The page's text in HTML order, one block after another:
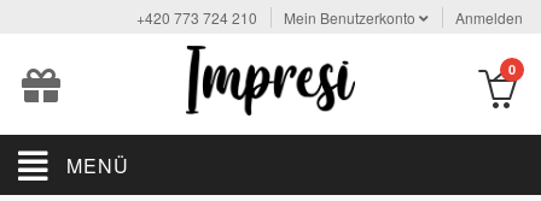
+420 773 724 210 Mein Benutzerkonto Anmelden
0
MENÜ